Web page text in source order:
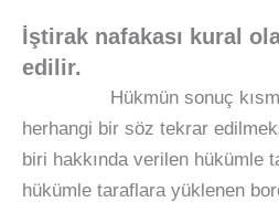
İştirak nafakası kural
edilir.
Hükmün sonuç
herhangi bir söz tekrar
biri hakkında verilen hükümle
hükümle taraflara yüklenen